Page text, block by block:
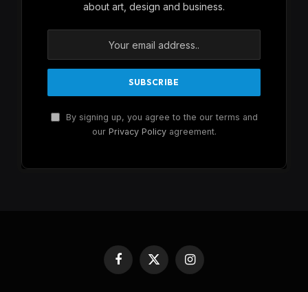
about art, design and business.
By signing up, you agree to the our terms and
our Privacy Policyagreement.
Facebook
X
Instagram